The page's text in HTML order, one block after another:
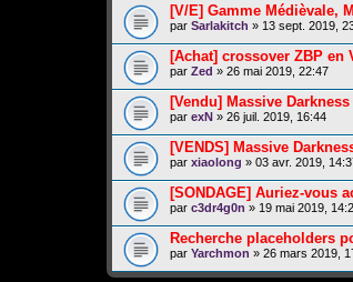
[V/E] Gamme Médièvale,
par Sarlakitch » 13 sept. 2019,
[Achat] crossover ZBP en
par Zed » 26 mai 2019, 22:47
[Vendu] Massive
par exN » 26 juil. 2019, 16:44
[VENDS] Massive
par xiaolong » 03 avr. 2019,
[SONDAGE] Auriez-vous
par c3dr4g0n » 19 mai 2019,
Recherche placeholders
par Yarchmon » 26 mars 2019,